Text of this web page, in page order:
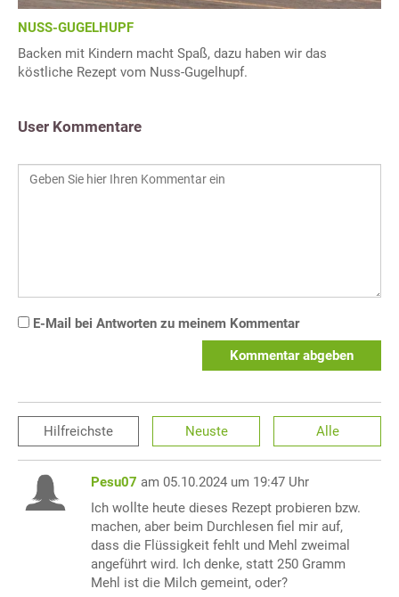
NUSS-GUGELHUPF
Backen mit Kindern macht Spaß, dazu haben wir das
köstliche Rezept vom Nuss-Gugelhupf.
User Kommentare
E-Mail bei Antworten zu meinem Kommentar
Kommentar abgeben
Hilfreichste Neuste Alle
Pesu07 am 05.10.2024 um 19:47 Uhr
Ich wollte heute dieses Rezept probieren bzw.
machen, aber beim Durchlesen fiel mir auf,
dass die Flüssigkeit fehlt und Mehl zweimal
angeführt wird. Ich denke, statt 250 Gramm
Mehl ist die Milch gemeint, oder?